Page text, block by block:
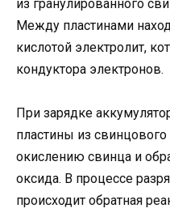
из гранулированного
Между пластинами
кислотой электролит,
кондуктора электронов.
При зарядке
пластины из свинцового
окислению свинца и
оксида. В процессе
происходит обратная